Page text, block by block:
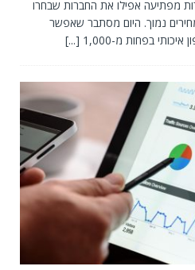
מפתיעה אפילו את החברות שבחרו
נמוך. היום מסתבר שאפשר
בפחות מ-1,000
[...]